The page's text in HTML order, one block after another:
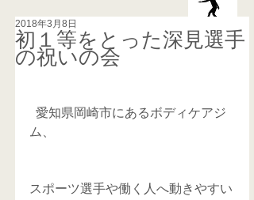
初１等をとった深見選手
の祝いの会
2018年3月8日
ム、
スポーツ選手や働く人へ動きやすい